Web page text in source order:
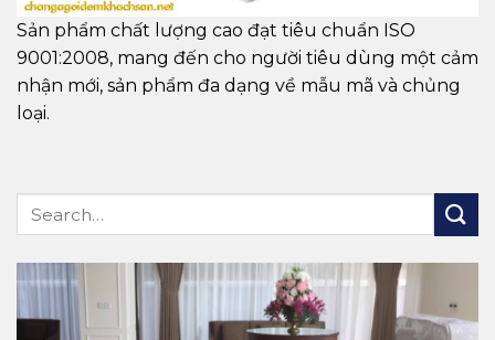
Sản phẩm chất lượng cao đạt tiêu chuẩn ISO
9001:2008, mang đến cho người tiêu dùng một cảm
nhận mới, sản phẩm đa dạng về mẫu mã và chủng
loại.